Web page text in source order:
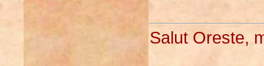
Salut Oreste,